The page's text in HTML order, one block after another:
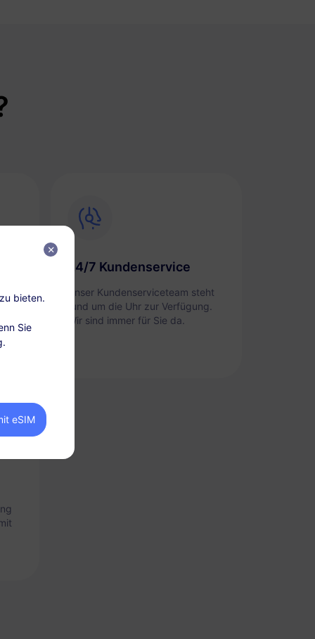
24/7 Kundenservice
Unser Kundenserviceteam steht
rund um die Uhr zur Verfügung.
Wir sind immer für Sie da.
bieten.
Sie
eSIM